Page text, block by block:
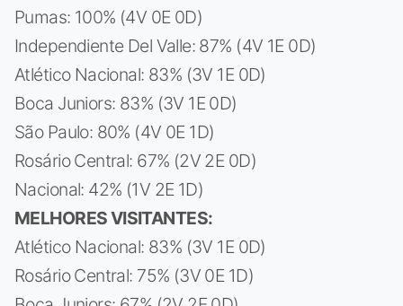
Pumas: 100% (4V 0E 0D)
Independiente Del Valle: 87% (4V 1E 0D)
Atlético Nacional: 83% (3V 1E 0D)
Boca Juniors: 83% (3V 1E 0D)
São Paulo: 80% (4V 0E 1D)
Rosário Central: 67% (2V 2E 0D)
Nacional: 42% (1V 2E 1D)
MELHORES VISITANTES:
Atlético Nacional: 83% (3V 1E 0D)
Rosário Central: 75% (3V 0E 1D)